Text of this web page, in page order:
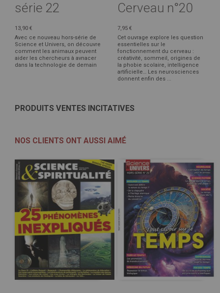
série 22
13,90 €
Avec ce nouveau hors-série de
Science et Univers, on découvre
comment les animaux peuvent
aider les chercheurs à avnacer
dans la technologie de demain
Cerveau n°20
7,95 €
Cet ouvrage explore les question
essentielles sur le
fonctionnement du cerveau :
créativité, sommeil, origines de
la phobie scolaire, intelligence
artificielle… Les neurosciences
donnent enfin des ...
PRODUITS VENTES INCITATIVES
NOS CLIENTS ONT AUSSI AIMÉ